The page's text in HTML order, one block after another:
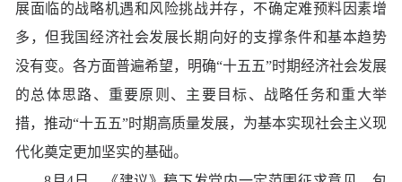
展面临的战略机遇和风险挑战并存，不确定难预料因素增
多，但我国经济社会发展长期向好的支撑条件和基本趋势
没有变。各方面普遍希望，明确“十五五”时期经济社会发展
的总体思路、重要原则、主要目标、战略任务和重大举
措，推动“十五五”时期高质量发展，为基本实现社会主义现
代化奠定更加坚实的基础。